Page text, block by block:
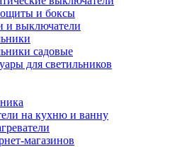
и боксы
и выключатели
садовые
для светильников
на кухню и ванну
магазинов